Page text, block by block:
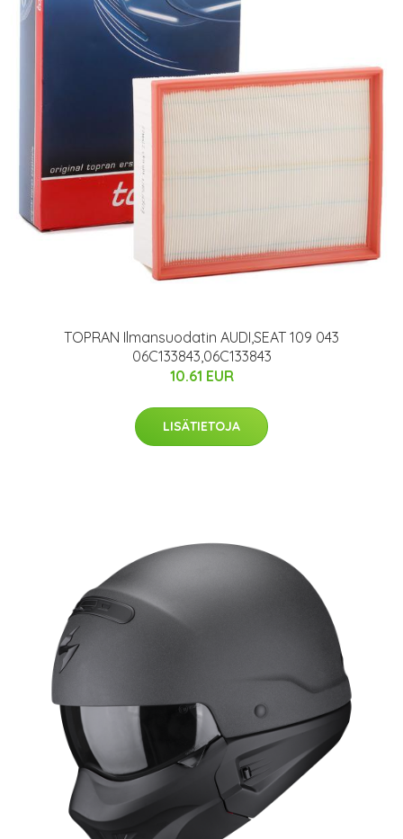
TOPRAN Ilmansuodatin AUDI,SEAT 109 043
06C133843,06C133843
10.61 EUR
LISÄTIETOJA